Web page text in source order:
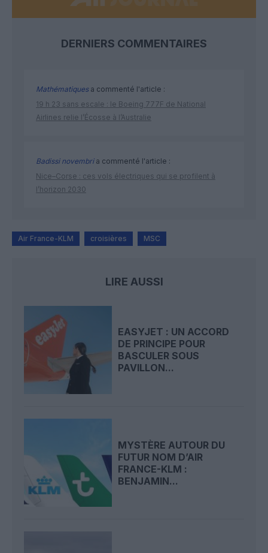
DERNIERS COMMENTAIRES
Mathématiquesa commenté l'article :
19 h 23 sans escale : le Boeing 777F de National
Airlines relie l’Écosse à l’Australie
Badissi novembria commenté l'article :
Nice–Corse : ces vols électriques qui se profilent à
l’horizon 2030
Air France-KLM croisières MSC
LIRE AUSSI
EASYJET : UN ACCORD
DE PRINCIPE POUR
BASCULER SOUS
PAVILLON...
MYSTÈRE AUTOUR DU
FUTUR NOM D’AIR
FRANCE-KLM :
BENJAMIN...